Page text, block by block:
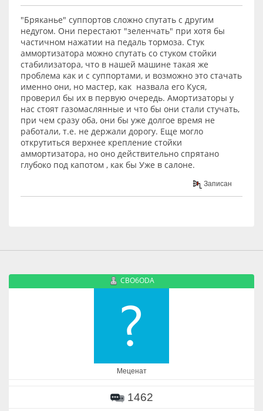
"Бряканье" суппортов сложно спутать с другим
недугом. Они перестают "зеленчать" при хотя бы
частичном нажатии на педаль тормоза. Стук
аммортизатора можно спутать со стуком стойки
стабилизатора, что в нашей машине такая же
проблема как и с суппортами, и возможно это стачать
именно они, но мастер, как назвала его Куся,
проверил бы их в первую очередь. Амортизаторы у
нас стоят газомаслянные и что бы они стали стучать,
при чем сразу оба, они бы уже долгое время не
работали, т.е. не держали дорогу. Еще могло
открутиться верхнее крепление стойки
аммортизатора, но оно действительно спрятано
глубоко под капотом , как бы Уже в салоне.
Записан
CBO6ODA
Меценат
1462